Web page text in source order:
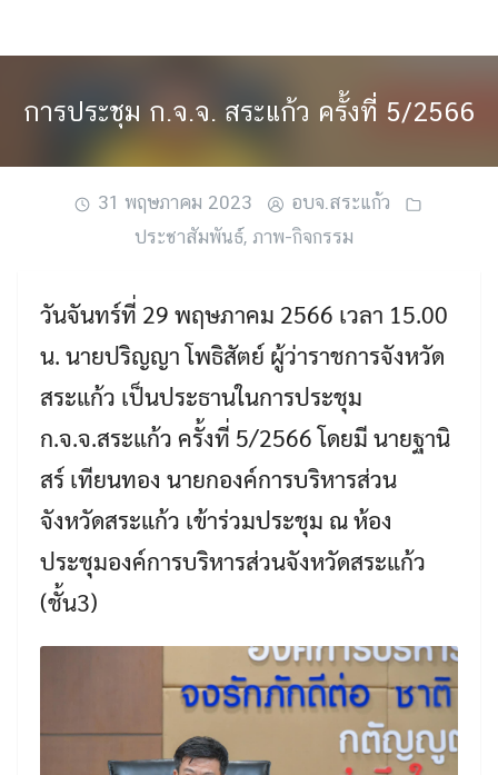
การประชุม ก.จ.จ. สระแก้ว ครั้งที่ 5/2566
31 พฤษภาคม 2023
อบจ.สระแก้ว
ประชาสัมพันธ์, ภาพ-กิจกรรม
วันจันทร์ที่ 29 พฤษภาคม 2566 เวลา 15.00
น. นายปริญญา โพธิสัตย์ ผู้ว่าราชการจังหวัด
สระแก้ว เป็นประธานในการประชุม
ก.จ.จ.สระแก้ว ครั้งที่ 5/2566 โดยมี นายฐานิ
สร์ เทียนทอง นายกองค์การบริหารส่วน
จังหวัดสระแก้ว เข้าร่วมประชุม ณ ห้อง
ประชุมองค์การบริหารส่วนจังหวัดสระแก้ว
(ชั้น3)